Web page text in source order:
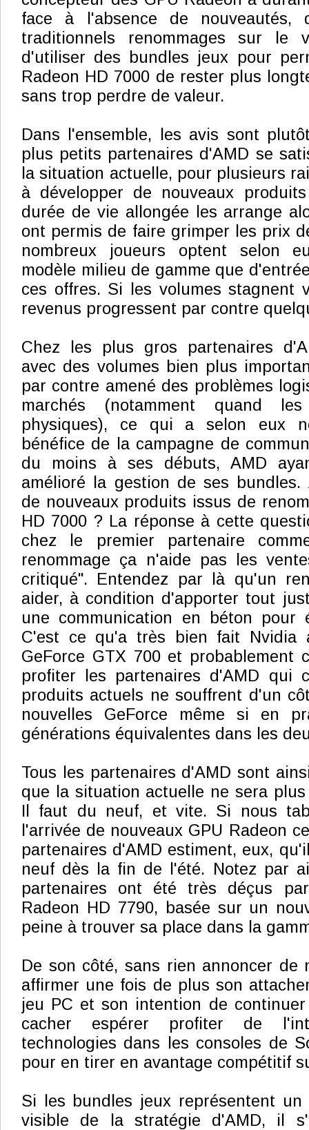
face à l'absence de nouveautés,
traditionnels renommages sur le
d'utiliser des bundles jeux pour
Radeon HD 7000 de rester plus
sans trop perdre de valeur.
Dans l'ensemble, les avis sont
plus petits partenaires d'AMD se
la situation actuelle, pour plusieurs
à développer de nouveaux
durée de vie allongée les arrange
ont permis de faire grimper les prix
nombreux joueurs optent selon
modèle milieu de gamme que
ces offres. Si les volumes stagnent
revenus progressent par contre
Chez les plus gros partenaires
avec des volumes bien plus
par contre amené des problèmes
marchés (notamment quand
physiques), ce qui a selon eux
bénéfice de la campagne de
du moins à ses débuts, AMD
amélioré la gestion de ses bundles.
de nouveaux produits issus de
HD 7000 ? La réponse à cette
chez le premier partenaire
renommage ça n'aide pas les
critiqué". Entendez par là qu'un
aider, à condition d'apporter tout
une communication en béton pour
C'est ce qu'a très bien fait Nvidia
GeForce GTX 700 et probablement
profiter les partenaires d'AMD qui
produits actuels ne souffrent d'un
nouvelles GeForce même si en
générations équivalentes dans les
Tous les partenaires d'AMD sont
que la situation actuelle ne sera
Il faut du neuf, et vite. Si nous
l'arrivée de nouveaux GPU Radeon
partenaires d'AMD estiment, eux,
neuf dès la fin de l'été. Notez par
partenaires ont été très déçus
Radeon HD 7790, basée sur un
peine à trouver sa place dans la
De son côté, sans rien annoncer de
affirmer une fois de plus son
jeu PC et son intention de
cacher espérer profiter de
technologies dans les consoles de
pour en tirer en avantage compétitif
Si les bundles jeux représentent un
visible de la stratégie d'AMD, il